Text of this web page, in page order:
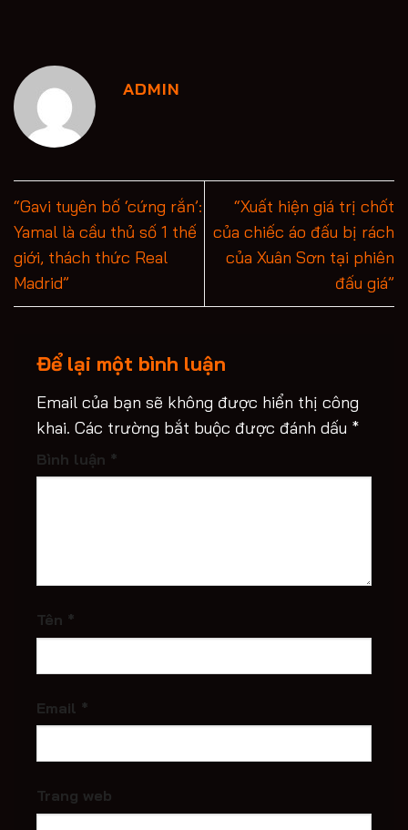
ADMIN
“Gavi tuyên bố ‘cứng rắn’:
Yamal là cầu thủ số 1 thế
giới, thách thức Real
Madrid”
“Xuất hiện giá trị chốt
của chiếc áo đấu bị rách
của Xuân Sơn tại phiên
đấu giá”
Để lại một bình luận
Email của bạn sẽ không được hiển thị công
khai. Các trường bắt buộc được đánh dấu *
Bình luận *
Tên *
Email *
Trang web